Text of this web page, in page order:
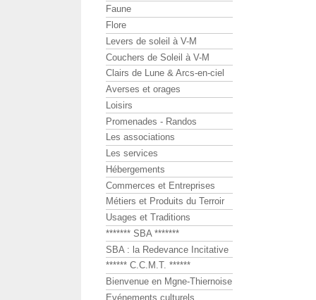
Faune
Flore
Levers de soleil à V-M
Couchers de Soleil à V-M
Clairs de Lune & Arcs-en-ciel
Averses et orages
Loisirs
Promenades - Randos
Les associations
Les services
Hébergements
Commerces et Entreprises
Métiers et Produits du Terroir
Usages et Traditions
******* SBA *******
SBA : la Redevance Incitative
****** C.C.M.T. ******
Bienvenue en Mgne-Thiernoise
Evénements culturels